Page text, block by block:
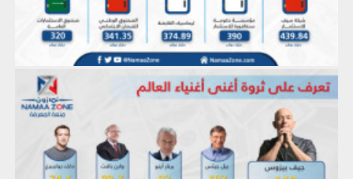
إنفوجرافيك: تعرف على ثروة أغنى أغنياء العالم